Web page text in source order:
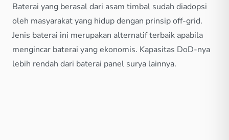
Baterai yang berasal dari asam timbal sudah diadopsi
oleh masyarakat yang hidup dengan prinsip off-grid.
Jenis baterai ini merupakan alternatif terbaik apabila
mengincar baterai yang ekonomis. Kapasitas DoD-nya
lebih rendah dari baterai panel surya lainnya.